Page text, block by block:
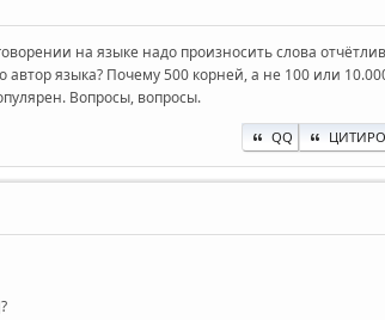
на языке надо произносить слова
языка? Почему 500 корней, а не 100 или
Вопросы, вопросы.
QQ